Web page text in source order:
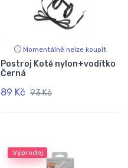
Momentálně nelze koupit
Postroj Kotě nylon+vodítko
Černá
89 Kč 93 Kč
Výprodej